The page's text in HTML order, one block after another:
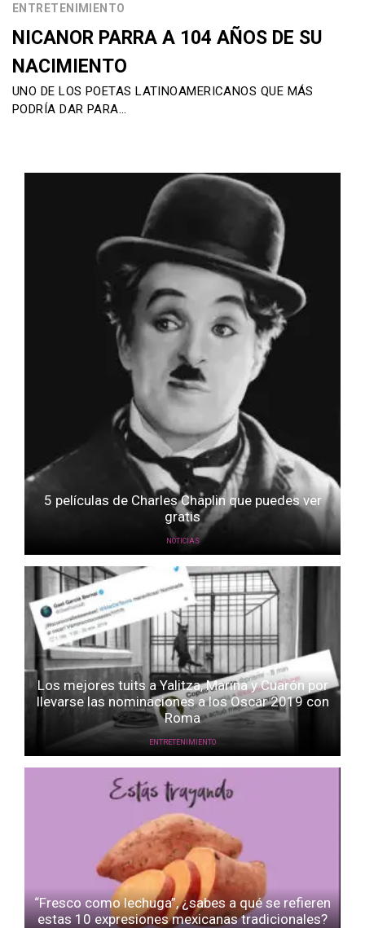
ENTRETENIMIENTO
NICANOR PARRA A 104 AÑOS DE SU
NACIMIENTO
UNO DE LOS POETAS LATINOAMERICANOS QUE MÁS
PODRÍA DAR PARA…
5 películas de Charles Chaplin que puedes ver
gratis
NOTICIAS
Los mejores tuits a Yalitza, Marina y Cuarón por
llevarse las nominaciones a los Oscar 2019 con
Roma
ENTRETENIMIENTO
“Fresco como lechuga”, ¿sabes a qué se refieren
estas 10 expresiones mexicanas tradicionales?